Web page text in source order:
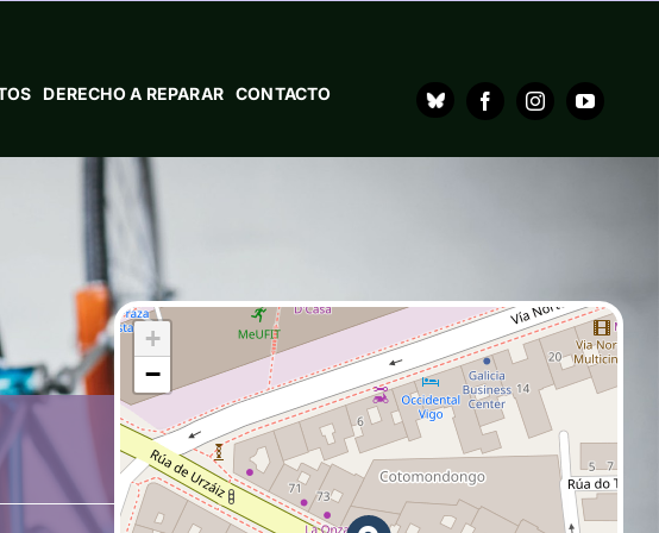
DERECHO A REPARAR CONTACTO
+
−